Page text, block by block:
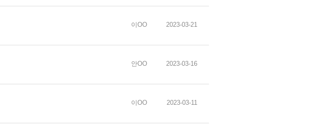
이OO 2023-03-21
안OO 2023-03-16
이OO 2023-03-11